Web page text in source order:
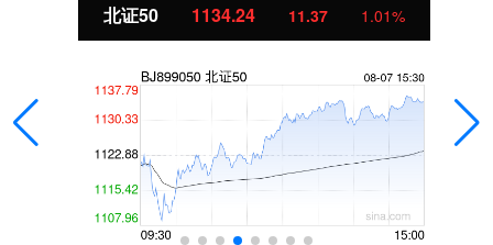
北证50 1134.24 11.37 1.01%